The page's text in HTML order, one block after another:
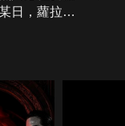
日，蘿拉發
處尋找西
究竟這所孤
入探詢，這
並不只有他